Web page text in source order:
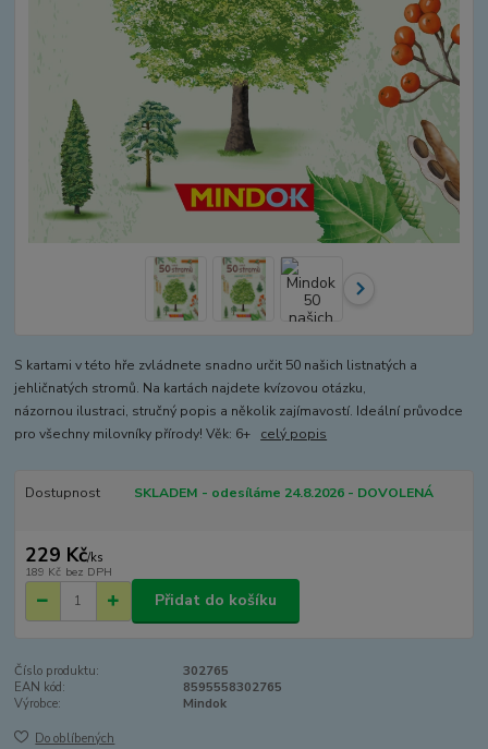
S kartami v této hře zvládnete snadno určit 50 našich listnatých a
jehličnatých stromů. Na kartách najdete kvízovou otázku,
názornou ilustraci, stručný popis a několik zajímavostí. Ideální průvodce
pro všechny milovníky přírody! Věk: 6+ celý popis
Dostupnost SKLADEM - odesíláme 24.8.2026 - DOVOLENÁ
229 Kč/ks
189 Kč bez DPH
Přidat do košíku
Číslo produktu:
302765
EAN kód:
8595558302765
Výrobce:
Mindok
Do oblíbených